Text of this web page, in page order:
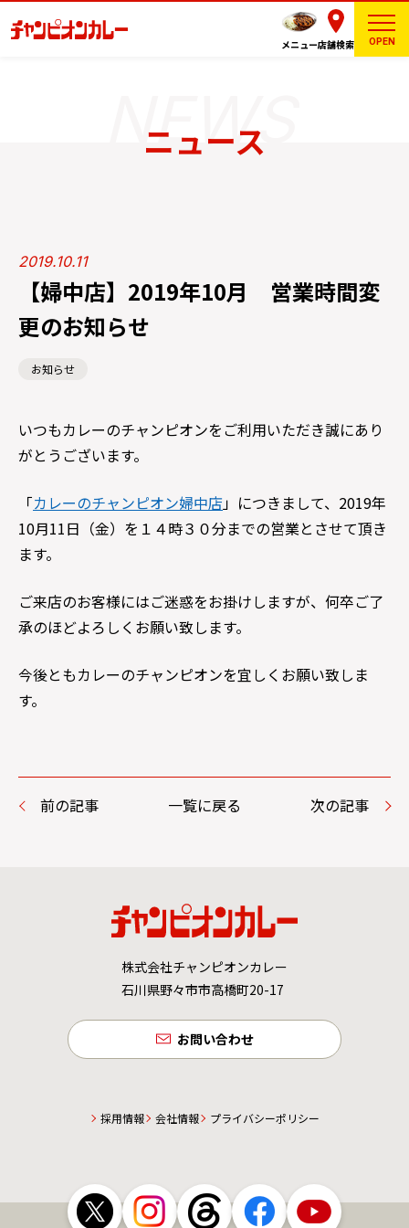
メニュー店舗検索 OPEN
ニュース
2019.10.11
【婦中店】2019年10月 営業時間変
更のお知らせ
お知らせ
いつもカレーのチャンピオンをご利用いただき誠にあり
がとうございます。
「カレーのチャンピオン婦中店」につきまして、2019年
10月11日（金）を１４時３０分までの営業とさせて頂き
ます。
ご来店のお客様にはご迷惑をお掛けしますが、何卒ご了
承のほどよろしくお願い致します。
今後ともカレーのチャンピオンを宜しくお願い致しま
す。
前の記事 一覧に戻る 次の記事
株式会社チャンピオンカレー
石川県野々市市高橋町20-17
お問い合わせ
採用情報 会社情報 プライバシーポリシー